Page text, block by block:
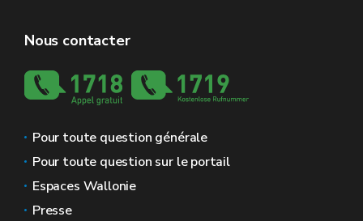
Nous contacter
Pour toute question générale
Pour toute question sur le portail
Espaces Wallonie
Presse